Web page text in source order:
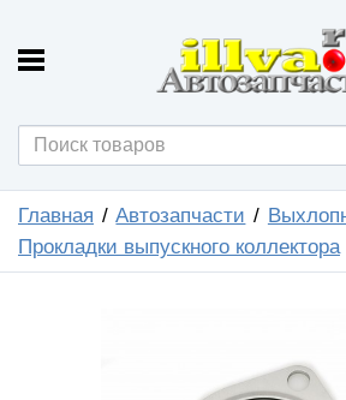
Главная Автозапчасти
Прокладки выпускного коллектора